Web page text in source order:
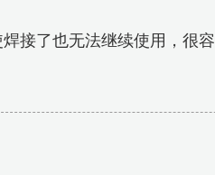
接了也无法继续使用，很